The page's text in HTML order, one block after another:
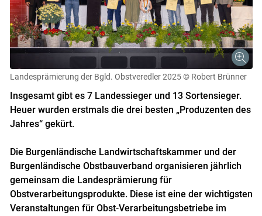
Landesprämierung der Bgld. Obstveredler 2025 © Robert Brünner
Insgesamt gibt es 7 Landessieger und 13 Sortensieger.
Heuer wurden erstmals die drei besten „Produzenten des
Jahres“ gekürt.
Die Burgenländische Landwirtschaftskammer und der
Burgenländische Obstbauverband organisieren jährlich
gemeinsam die Landesprämierung für
Obstverarbeitungsprodukte. Diese ist eine der wichtigsten
Veranstaltungen für Obst-Verarbeitungsbetriebe im